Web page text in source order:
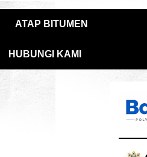
ATAP BITUMEN
HUBUNGI KAMI